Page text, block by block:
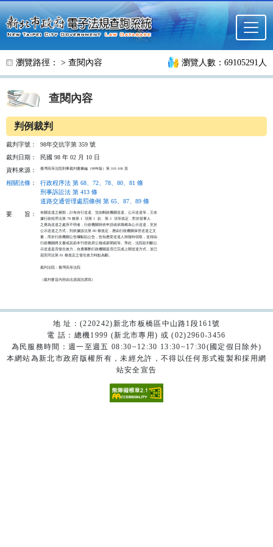
跳至主要內容
瀏覽路徑： > 查閱內容 瀏覽人數：69105291人
查閱內容
判例裁判
裁判字號：
98年交抗字第 359 號
裁判日期：
民國 98 年 02 月 10 日
資料來源：
臺灣高等法院刑事裁判書彙編（98年版）第 101-106 頁
相關法條 ：
行政程序法 第 68、72、78、80、81 條
刑事訴訟法 第 413 條
道路交通管理處罰條例 第 65、87、89 條
要
旨：
有關送達之種類，計有自行送達、交由郵政機關送達、公示送達等，又依
據行政程序法第 78 條第 1  項第 1  款、第 2  項等規定，對於當事人
之應為送達之處所不明者，行政機關得依申請或依職權為公示送達，至於
公示送達之方式，則依據該法第 80 條規定，應由行政機關保管送達之文
書，而於行政機關公告欄黏貼公告，告知應受送達人得隨時領取，並得由
行政機關將文書或其節本刊登政府公報或新聞紙等。準此，法院欲判斷公
示送達是否發生效力，自應審酌行政機關是否已完成上開送達方式，並已
屆至同法第 81 條規定之發生效力時點為斷。
裁判法院：臺灣高等法院
（裁判要旨內容由法源資訊撰寫）
地 址：(220242)新北市板橋區中山路1段161號
電 話：總機1999 (新北市專用) 或 (02)2960-3456
為民服務時間：週一至週五 08:30~12:30 13:30~17:30(國定假日除外)
本網站為新北市政府版權所有，未經允許，不得以任何形式複製和採用網
站安全宣告